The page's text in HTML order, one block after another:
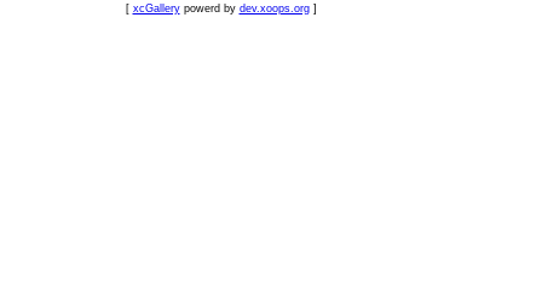
[ xcGallerypowerd by dev.xoops.org]